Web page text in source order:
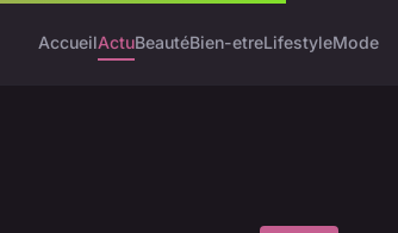
AccueilActuBeautéBien-etreLifestyleMode